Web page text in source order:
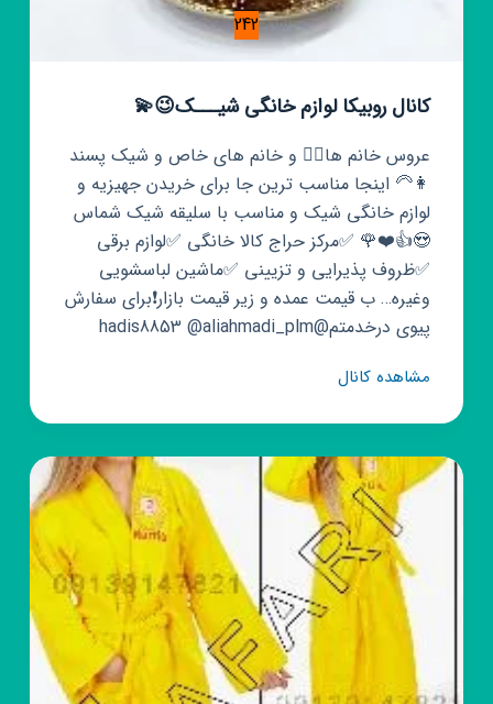
242
کانال روبیکا لوازم خانگی شیـــک😉💫
عروس خانم ها👰‍♀ و خانم های خاص و شیک پسند
👩‍🦳 اینجا مناسب ترین جا برای خریدن جهیزیه و
لوازم خانگی شیک و مناسب با سلیقه شیک شماس
😍👍❤️🌹 ✅مرکز حراج کالا خانگی ✅لوازم برقی
✅ظروف پذیرایی و تزیینی ✅ماشین لباسشویی
وغیره… ب قیمت عمده و زیر قیمت بازار❗️برای سفارش
پیوی درخدمتم@hadis8853 @aliahmadi_plm
مشاهده کانالکانال
لوازم
خانگی
شیـــک
😉
💫